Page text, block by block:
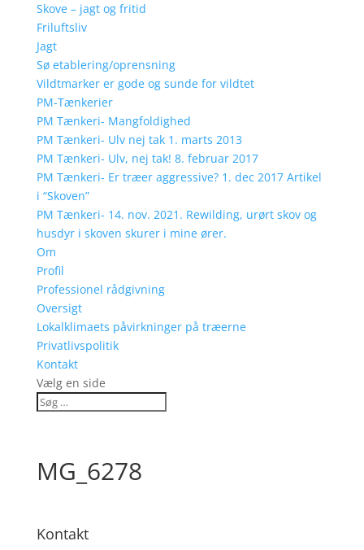
Skove – jagt og fritid
Friluftsliv
Jagt
Sø etablering/oprensning
Vildtmarker er gode og sunde for vildtet
PM-Tænkerier
PM Tænkeri- Mangfoldighed
PM Tænkeri- Ulv nej tak 1. marts 2013
PM Tænkeri- Ulv, nej tak! 8. februar 2017
PM Tænkeri- Er træer aggressive? 1. dec 2017 Artikel
i “Skoven”
PM Tænkeri- 14. nov. 2021. Rewilding, urørt skov og
husdyr i skoven skurer i mine ører.
Om
Profil
Professionel rådgivning
Oversigt
Lokalklimaets påvirkninger på træerne
Privatlivspolitik
Kontakt
Vælg en side
MG_6278
Kontakt